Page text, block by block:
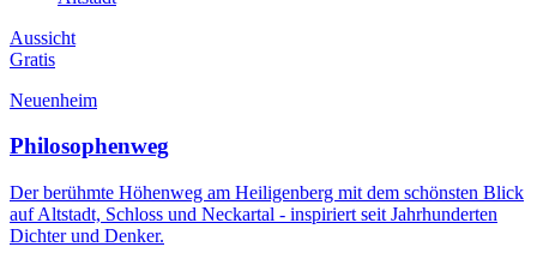
Aussicht
Gratis
Neuenheim
Philosophenweg
Der berühmte Höhenweg am Heiligenberg mit dem schönsten Blick
auf Altstadt, Schloss und Neckartal - inspiriert seit Jahrhunderten
Dichter und Denker.